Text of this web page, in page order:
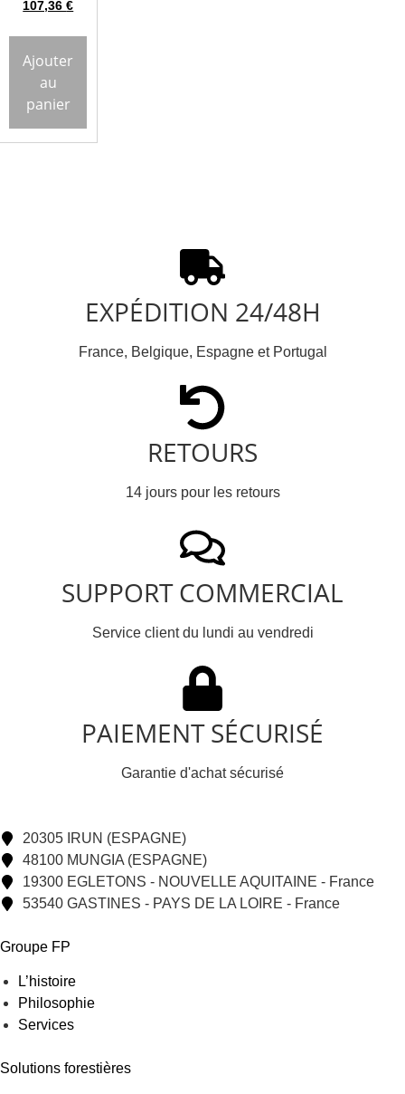
107,36€
Ajouter
au
panier
EXPÉDITION 24/48H
France, Belgique, Espagne et Portugal
RETOURS
14 jours pour les retours
SUPPORT COMMERCIAL
Service client du lundi au vendredi
PAIEMENT SÉCURISÉ
Garantie d'achat sécurisé
20305 IRUN (ESPAGNE)
48100 MUNGIA (ESPAGNE)
19300 EGLETONS - NOUVELLE AQUITAINE - France
53540 GASTINES - PAYS DE LA LOIRE - France
Groupe FP
L’histoire
Philosophie
Services
Solutions forestières